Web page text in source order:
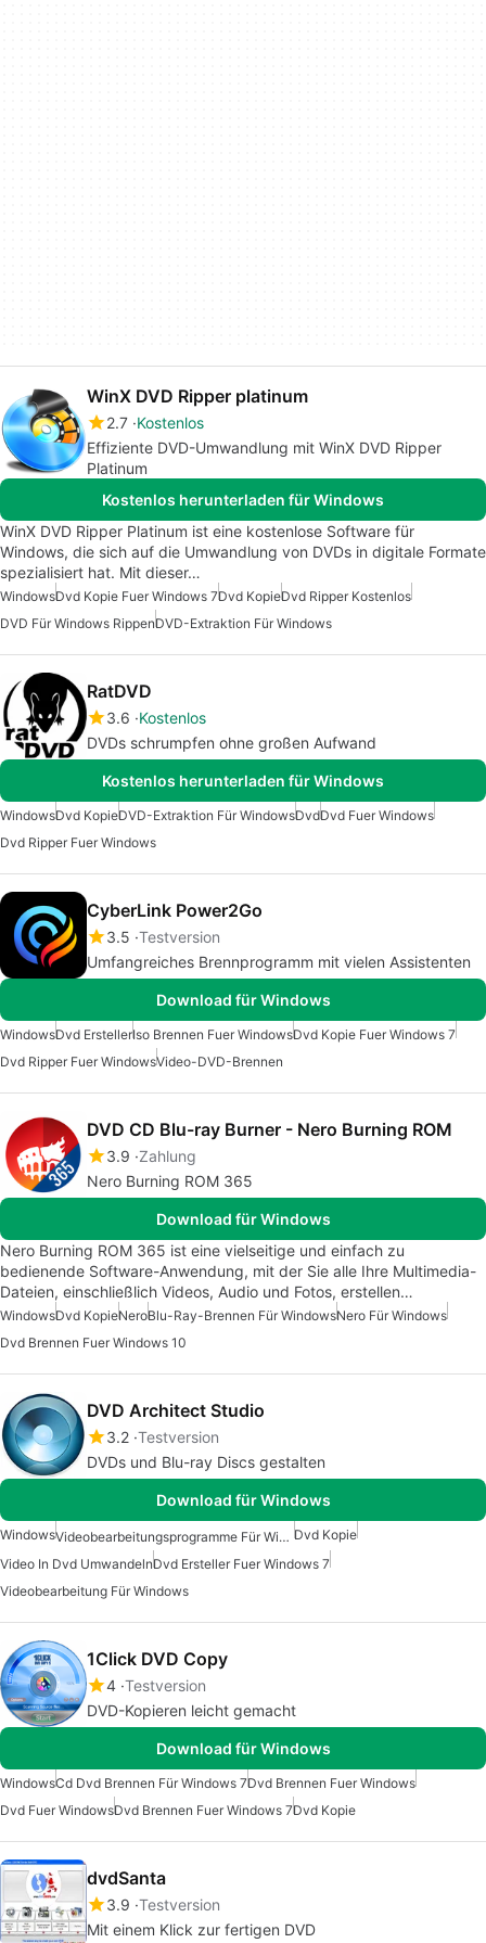
WinX DVD Ripper platinum
2.7 Kostenlos
Effiziente DVD-Umwandlung mit WinX DVD Ripper
Platinum
Kostenlos herunterladen für Windows
WinX DVD Ripper Platinum ist eine kostenlose Software für
Windows, die sich auf die Umwandlung von DVDs in digitale Formate
spezialisiert hat. Mit dieser…
WindowsDvd Kopie Fuer Windows 7Dvd KopieDvd Ripper Kostenlos
DVD Für Windows RippenDVD-Extraktion Für Windows
RatDVD
3.6 Kostenlos
DVDs schrumpfen ohne großen Aufwand
Kostenlos herunterladen für Windows
WindowsDvd KopieDVD-Extraktion Für WindowsDvdDvd Fuer Windows
Dvd Ripper Fuer Windows
CyberLink Power2Go
3.5 Testversion
Umfangreiches Brennprogramm mit vielen Assistenten
Download für Windows
WindowsDvd ErstellerIso Brennen Fuer WindowsDvd Kopie Fuer Windows 7
Dvd Ripper Fuer WindowsVideo-DVD-Brennen
DVD CD Blu-ray Burner - Nero Burning ROM
3.9 Zahlung
Nero Burning ROM 365
Download für Windows
Nero Burning ROM 365 ist eine vielseitige und einfach zu
bedienende Software-Anwendung, mit der Sie alle Ihre Multimedia-
Dateien, einschließlich Videos, Audio und Fotos, erstellen…
WindowsDvd KopieNeroBlu-Ray-Brennen Für WindowsNero Für Windows
Dvd Brennen Fuer Windows 10
DVD Architect Studio
3.2 Testversion
DVDs und Blu-ray Discs gestalten
Download für Windows
Windows Videobearbeitungsprogramme Für Windows Dvd Kopie
Video In Dvd UmwandelnDvd Ersteller Fuer Windows 7
Videobearbeitung Für Windows
1Click DVD Copy
4 Testversion
DVD-Kopieren leicht gemacht
Download für Windows
WindowsCd Dvd Brennen Für Windows 7Dvd Brennen Fuer Windows
Dvd Fuer WindowsDvd Brennen Fuer Windows 7Dvd Kopie
dvdSanta
3.9 Testversion
Mit einem Klick zur fertigen DVD